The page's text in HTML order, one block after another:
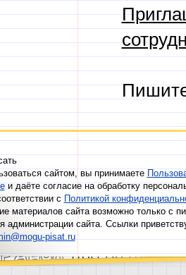
сайтом, вы принимаете
и даёте согласие на обработку
сПолитикой
материалов сайта возможно только с
администрации сайта. Ссылки
pisat.ru